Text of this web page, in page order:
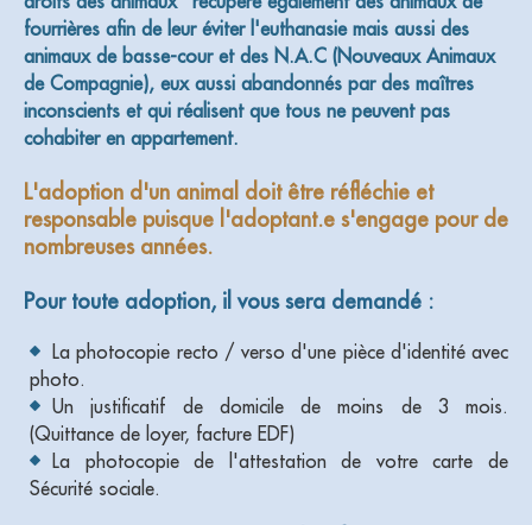
fourrières afin de leur éviter l'euthanasie mais aussi des
animaux de basse-cour et des N.A.C (Nouveaux Animaux
de Compagnie), eux aussi abandonnés par des maîtres
inconscients et qui réalisent que tous ne peuvent pas
cohabiter en appartement.
L'adoption d'un animal doit être réfléchie et
responsable puisque l'adoptant.e s'engage pour de
nombreuses années.
Pour toute adoption, il vous sera demandé :
La photocopie recto / verso d'une pièce d'identité avec
photo.
Un justificatif de domicile de moins de 3 mois.
(Quittance de loyer, facture EDF)
La photocopie de l'attestation de votre carte de
Sécurité sociale.